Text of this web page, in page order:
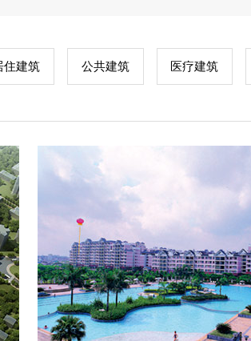
住建筑 公共建筑 医疗建筑